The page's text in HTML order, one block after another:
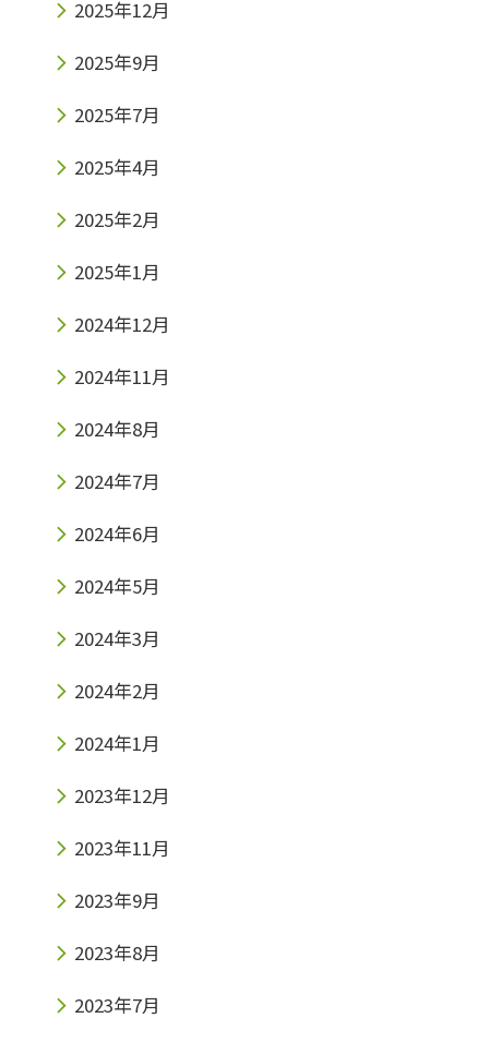
2025年12月
2025年9月
2025年7月
2025年4月
2025年2月
2025年1月
2024年12月
2024年11月
2024年8月
2024年7月
2024年6月
2024年5月
2024年3月
2024年2月
2024年1月
2023年12月
2023年11月
2023年9月
2023年8月
2023年7月